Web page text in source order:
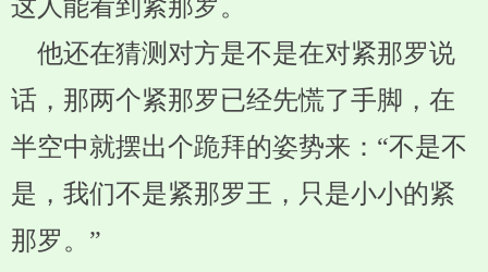
这人能看到紧那罗。
他还在猜测对方是不是在对紧那罗说
话，那两个紧那罗已经先慌了手脚，在
半空中就摆出个跪拜的姿势来：“不是不
是，我们不是紧那罗王，只是小小的紧
那罗。”